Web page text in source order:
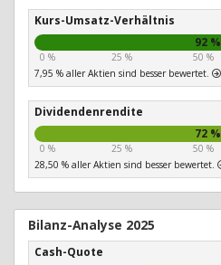
Kurs-Umsatz-Verhältnis
92 %
0 % 25 % 50 %
7,95 % aller Aktien sind besser bewertet.
Dividendenrendite
72 %
0 % 25 % 50 %
28,50 % aller Aktien sind besser bewertet.
Bilanz-Analyse 2025
Cash-Quote